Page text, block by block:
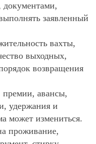
заявленный
вахты,
выходных,
возвращения
премии, авансы,
удержания и
может измениться.
проживание,